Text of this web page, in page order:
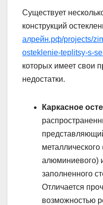
Существует
конструкций
алрейн.рф/projects/
osteklenie-teplitsy-s-
которых имеет свои
недостатки.
Каркасное
алюминиевого)
заполненного
Отличается
возможностью